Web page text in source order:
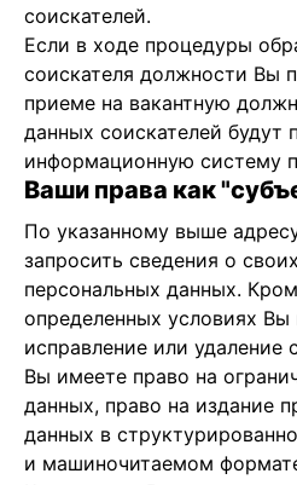
соискателей.
Если в ходе процедуры
соискателя должности Вы
приеме на вакантную
данных соискателей будут
информационную систему
Ваши права как
По указанному выше
запросить сведения о
персональных данных.
определенных условиях Вы
исправление или удаление
Вы имеете право на
данных, право на издание
данных в
и машиночитаемом